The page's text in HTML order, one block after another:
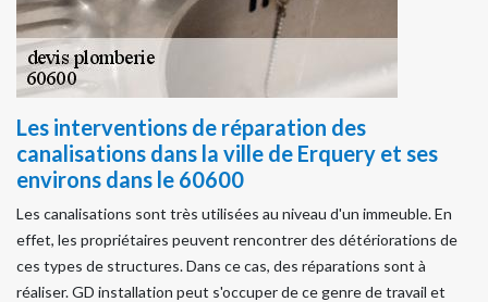
Les interventions de réparation des
canalisations dans la ville de Erquery et ses
environs dans le 60600
Les canalisations sont très utilisées au niveau d'un immeuble. En
effet, les propriétaires peuvent rencontrer des détériorations de
ces types de structures. Dans ce cas, des réparations sont à
réaliser. GD installation peut s'occuper de ce genre de travail et